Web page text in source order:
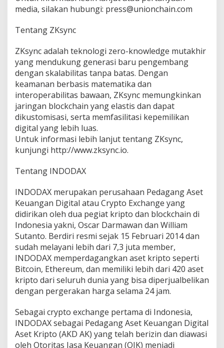
media, silakan hubungi: press@unionchain.com
Tentang ZKsync
ZKsync adalah teknologi zero-knowledge mutakhir
yang mendukung generasi baru pengembang
dengan skalabilitas tanpa batas. Dengan
keamanan berbasis matematika dan
interoperabilitas bawaan, ZKsync memungkinkan
jaringan blockchain yang elastis dan dapat
dikustomisasi, serta memfasilitasi kepemilikan
digital yang lebih luas.
Untuk informasi lebih lanjut tentang ZKsync,
kunjungi http://www.zksync.io.
Tentang INDODAX
INDODAX merupakan perusahaan Pedagang Aset
Keuangan Digital atau Crypto Exchange yang
didirikan oleh dua pegiat kripto dan blockchain di
Indonesia yakni, Oscar Darmawan dan William
Sutanto. Berdiri resmi sejak 15 Februari 2014 dan
sudah melayani lebih dari 7,3 juta member,
INDODAX memperdagangkan aset kripto seperti
Bitcoin, Ethereum, dan memiliki lebih dari 420 aset
kripto dari seluruh dunia yang bisa diperjualbelikan
dengan pergerakan harga selama 24 jam.
Sebagai crypto exchange pertama di Indonesia,
INDODAX sebagai Pedagang Aset Keuangan Digital
Aset Kripto (AKD AK) yang telah berizin dan diawasi
oleh Otoritas Jasa Keuangan (OJK) menjadi